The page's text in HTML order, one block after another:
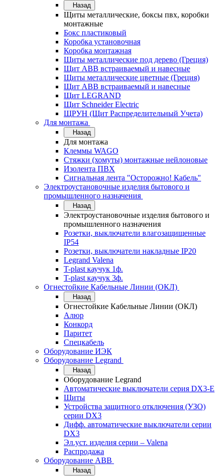
Назад
Щиты металлические, боксы пвх, коробки
монтажные
Бокс пластиковый
Коробка установочная
Коробка монтажная
Щиты металлические под дерево (Греция)
Щит ABB встраиваемый и навесные
Щиты металлические цветные (Греция)
Щит ABB встраиваемый и навесные
Щит LEGRAND
Щит Schneider Electric
ЩРУН (Щит Распределительный Учета)
Для монтажа
Назад
Для монтажа
Клеммы WAGO
Стяжки (хомуты) монтажные нейлоновые
Изолента ПВХ
Сигнальная лента "Осторожно! Кабель"
Электроустановочные изделия бытового и
промышленного назначения
Назад
Электроустановочные изделия бытового и
промышленного назначения
Розетки, выключатели влагозащищенные
IP54
Розетки, выключатели накладные IP20
Legrand Valena
T-plast каучук 1ф.
T-plast каучук 3ф.
Огнестойкие Кабельные Линии (ОКЛ)
Назад
Огнестойкие Кабельные Линии (ОКЛ)
Алюр
Конкорд
Паритет
Спецкабель
Оборудование ИЭК
Оборудование Legrand
Назад
Оборудование Legrand
Автоматические выключатели серия DX3-E
Щиты
Устройства защитного отключения (УЗО)
серии DX3
Дифф. автоматические выключатели серии
DX3
Эл.уст. изделия серии – Valena
Распродажа
Оборудование АВВ
Назад